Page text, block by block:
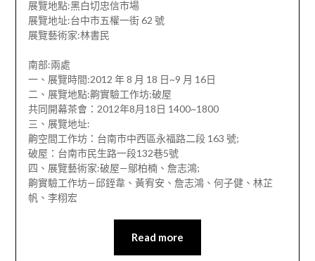
展覽地點:黑白切忠信市場
展覽地址:台中市五權一街 62 號
展覽藝術家:林書民
南部:兩處
一、展覽時間:2012 年 8 月 18 日~9 月 16日
二、展覽地點:齁實驗工作坊;破屋
共同開幕茶會：2012年8月18日 1400~1800
三、展覽地址:
齁空間工作坊：台南市中西區永福路二段 163 號;
破屋：台南市民生路一段132巷5號
四、展覽藝術家:破屋—鄔柏楠、詹志鴻;
齁實驗工作坊—邱銍韋、黃宥安、詹志鴻、何子健、林芷
帆、李栩宏
Read more